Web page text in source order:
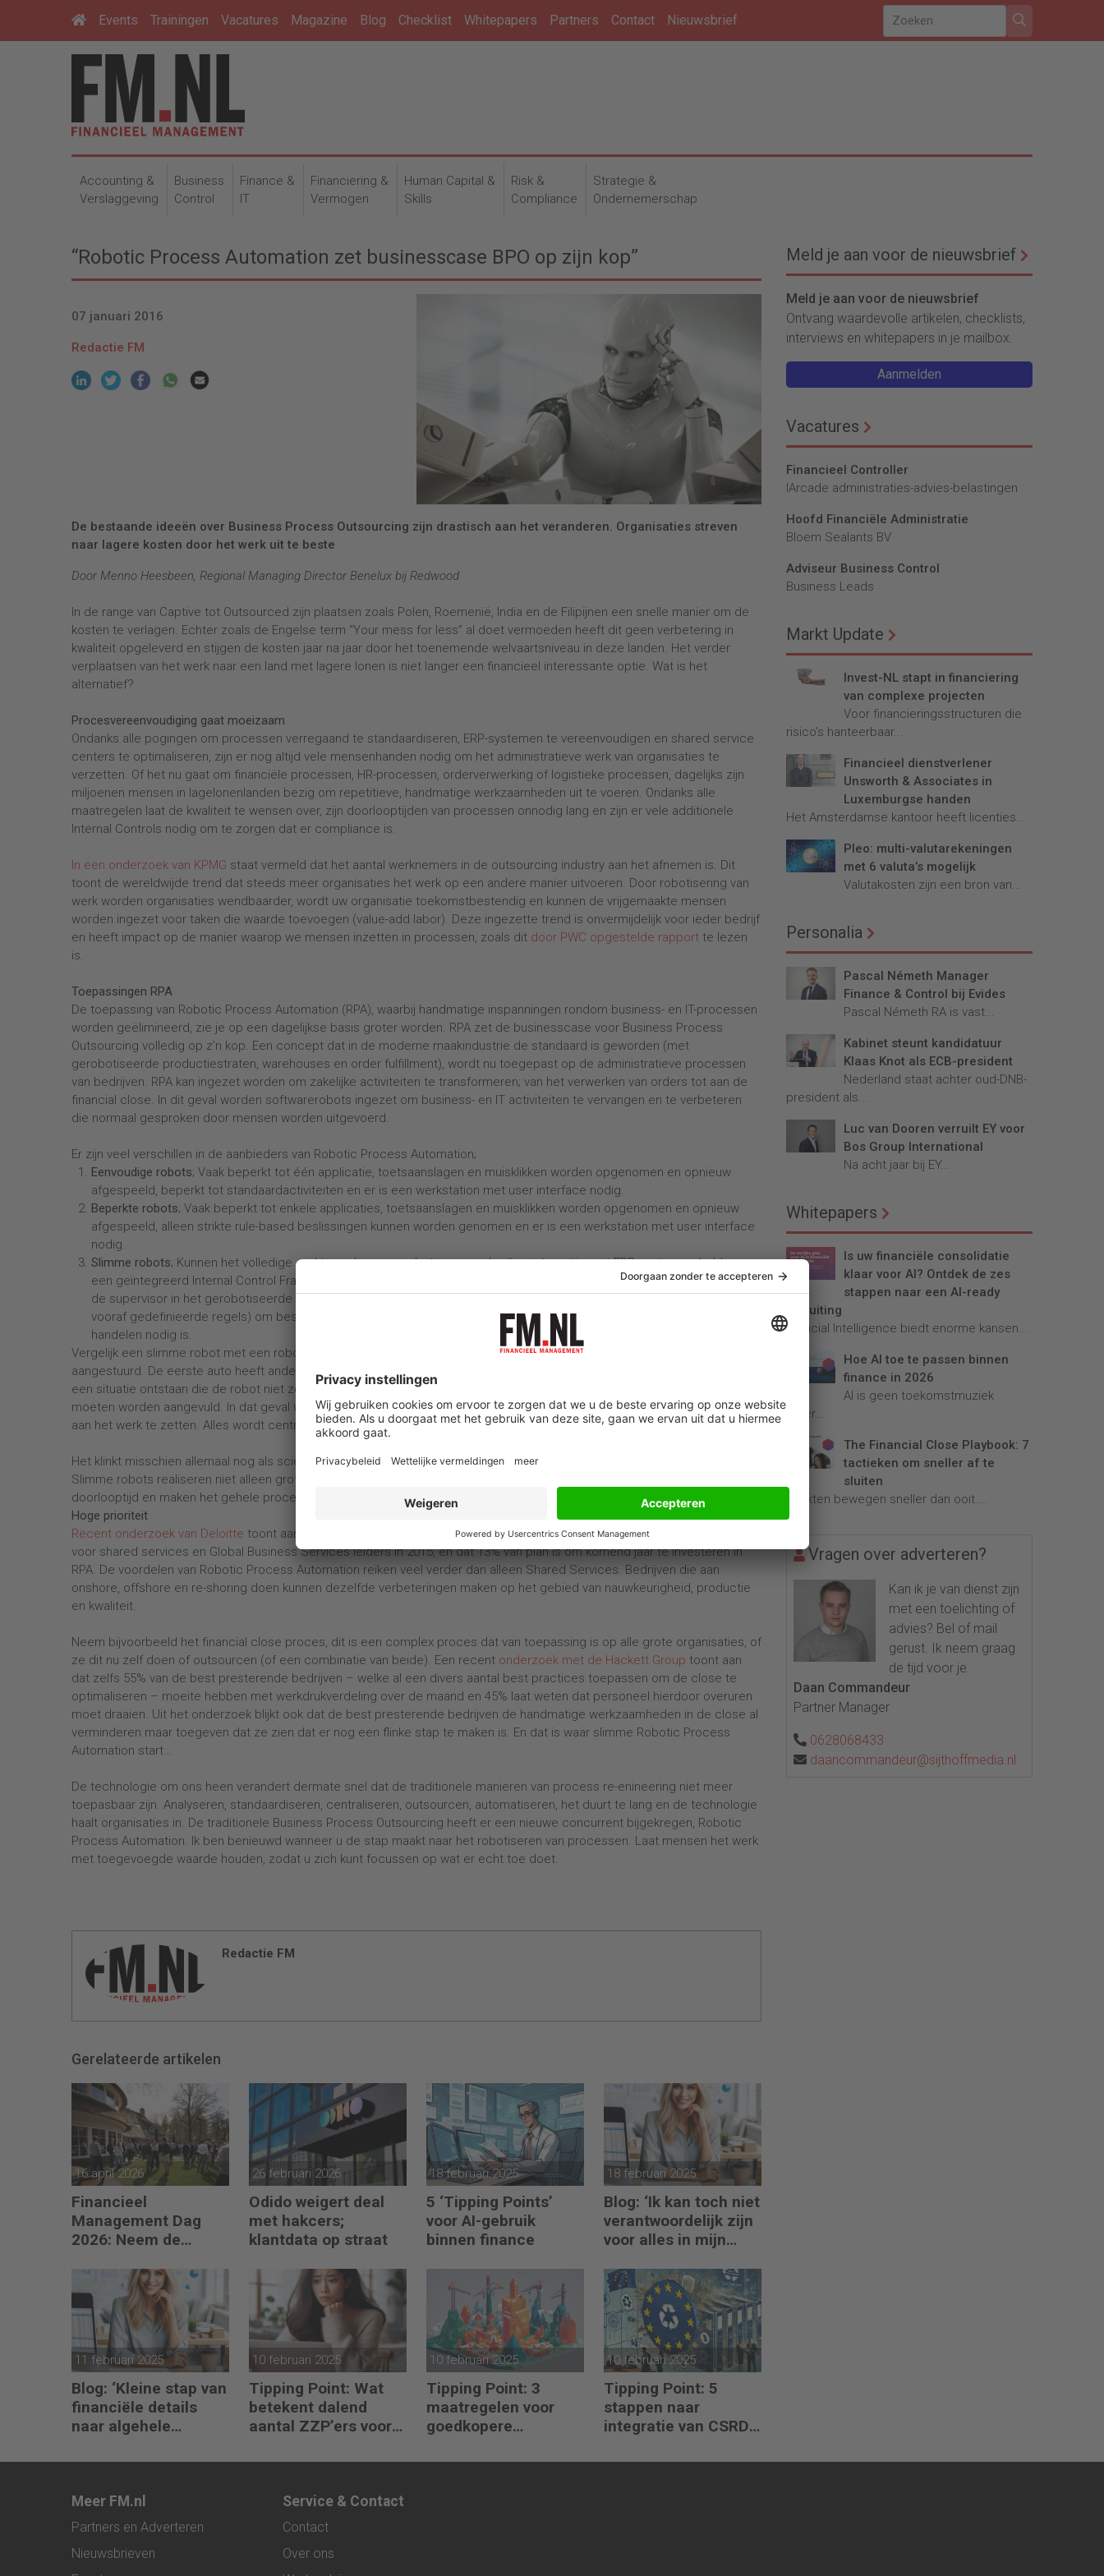
Events Trainingen Vacatures Magazine Blog Checklist Whitepapers Partners Contact Nieuwsbrief
Accounting &
Verslaggeving
Business
Control
Finance &
IT
Financiering &
Vermogen
Human Capital &
Skills
Risk &
Compliance
Strategie &
Ondernemerschap
“Robotic Process Automation zet businesscase BPO op zijn kop”
07 januari 2016
Redactie FM
De bestaande ideeën over Business Process Outsourcing zijn drastisch aan het veranderen. Organisaties streven
naar lagere kosten door het werk uit te beste
Door Menno Heesbeen, Regional Managing Director Benelux bij Redwood
In de range van Captive tot Outsourced zijn plaatsen zoals Polen, Roemenië, India en de Filipijnen een snelle manier om de
kosten te verlagen. Echter zoals de Engelse term “Your mess for less” al doet vermoeden heeft dit geen verbetering in
kwaliteit opgeleverd en stijgen de kosten jaar na jaar door het toenemende welvaartsniveau in deze landen. Het verder
verplaatsen van het werk naar een land met lagere lonen is niet langer een financieel interessante optie. Wat is het
alternatief?
Procesvereenvoudiging gaat moeizaam
Ondanks alle pogingen om processen verregaand te standaardiseren, ERP-systemen te vereenvoudigen en shared service
centers te optimaliseren, zijn er nog altijd vele mensenhanden nodig om het administratieve werk van organisaties te
verzetten. Of het nu gaat om financiële processen, HR-processen, orderverwerking of logistieke processen, dagelijks zijn
miljoenen mensen in lagelonenlanden bezig om repetitieve, handmatige werkzaamheden uit te voeren. Ondanks alle
maatregelen laat de kwaliteit te wensen over, zijn doorlooptijden van processen onnodig lang en zijn er vele additionele
Internal Controls nodig om te zorgen dat er compliance is.
In een onderzoek van KPMG staat vermeld dat het aantal werknemers in de outsourcing industry aan het afnemen is. Dit
toont de wereldwijde trend dat steeds meer organisaties het werk op een andere manier uitvoeren. Door robotisering van
werk worden organisaties wendbaarder, wordt uw organisatie toekomstbestendig en kunnen de vrijgemaakte mensen
worden ingezet voor taken die waarde toevoegen (value-add labor). Deze ingezette trend is onvermijdelijk voor ieder bedrijf
en heeft impact op de manier waarop we mensen inzetten in processen, zoals dit door PWC opgestelde rapport te lezen
is.
Toepassingen RPA
De toepassing van Robotic Process Automation (RPA), waarbij handmatige inspanningen rondom business- en IT-processen
worden geëlimineerd, zie je op een dagelijkse basis groter worden. RPA zet de businesscase voor Business Process
Outsourcing volledig op z’n kop. Een concept dat in de moderne maakindustrie de standaard is geworden (met
gerobotiseerde productiestraten, warehouses en order fulfillment), wordt nu toegepast op de administratieve processen
van bedrijven. RPA kan ingezet worden om zakelijke activiteiten te transformeren; van het verwerken van orders tot aan de
financial close. In dit geval worden softwarerobots ingezet om business- en IT activiteiten te vervangen en te verbeteren
die normaal gesproken door mensen worden uitgevoerd.
Er zijn veel verschillen in de aanbieders van Robotic Process Automation;
Eenvoudige robots; Vaak beperkt tot één applicatie, toetsaanslagen en muisklikken worden opgenomen en opnieuw
afgespeeld, beperkt tot standaardactiviteiten en er is een werkstation met user interface nodig.
Beperkte robots; Vaak beperkt tot enkele applicaties, toetsaanslagen en muisklikken worden opgenomen en opnieuw
afgespeeld, alleen strikte rule-based beslissingen kunnen worden genomen en er is een werkstation met user interface
nodig.
Slimme robots; Kunnen het volledige end-to-end proces robotiseren, gebruiken integratie met ERP-systemen, hebben
een geïntegreerd Internal Control Framework (ICF), hebben automatische exception handling en integreren het werk van
de supervisor in het gerobotiseerde proces. Deze slimme robots gebruiken ingebouwde intelligentie (op basis van
vooraf gedefinieerde regels) om beslissingen te nemen en zij zullen hun supervisor alleen waarschuwen als er menselijk
handelen nodig is.
Vergelijk een slimme robot met een robot in een autofabriek. De robot voert taken uit die door een slim systeem worden
aangestuurd. De eerste auto heeft andere opties dan de tweede auto en de robot weet precies wat hij moet doen. Er kan
een situatie ontstaan die de robot niet zelf kan oplossen. De oliedruk is te laag, de afwijking is te groot, de schroeven
moeten worden aangevuld. In dat geval wordt de supervisor geïnstrueerd om het probleem op te lossen en de robot weer
aan het werk te zetten. Alles wordt centraal geregistreerd en gecontroleerd.
Het klinkt misschien allemaal nog als science fiction maar de tijd van slimme Robotic Process Automation is aangebroken.
Slimme robots realiseren niet alleen grote besparingen op menselijke activiteiten, ze verhogen de kwaliteit, verkorten de
doorlooptijd en maken het gehele proces inzichtelijk (governance, control, visibility).
Hoge prioriteit
Recent onderzoek van Deloitte toont aan dat het verbeteren van de automatisering de op een na hoogste prioriteit heeft
voor shared services en Global Business Services leiders in 2015, en dat 13% van plan is om komend jaar te investeren in
RPA. De voordelen van Robotic Process Automation reiken veel verder dan alleen Shared Services. Bedrijven die aan
onshore, offshore en re-shoring doen kunnen dezelfde verbeteringen maken op het gebied van nauwkeurigheid, productie
en kwaliteit.
Neem bijvoorbeeld het financial close proces, dit is een complex proces dat van toepassing is op alle grote organisaties, of
ze dit nu zelf doen of outsourcen (of een combinatie van beide). Een recent onderzoek met de Hackett Group toont aan
dat zelfs 55% van de best presterende bedrijven – welke al een divers aantal best practices toepassen om de close te
optimaliseren – moeite hebben met werkdrukverdeling over de maand en 45% laat weten dat personeel hierdoor overuren
moet draaien. Uit het onderzoek blijkt ook dat de best presterende bedrijven de handmatige werkzaamheden in de close al
verminderen maar toegeven dat ze zien dat er nog een flinke stap te maken is. En dat is waar slimme Robotic Process
Automation start…
De technologie om ons heen verandert dermate snel dat de traditionele manieren van process re-enineering niet meer
toepasbaar zijn. Analyseren, standaardiseren, centraliseren, outsourcen, automatiseren, het duurt te lang en de technologie
haalt organisaties in. De traditionele Business Process Outsourcing heeft er een nieuwe concurrent bijgekregen, Robotic
Process Automation. Ik ben benieuwd wanneer u de stap maakt naar het robotiseren van processen. Laat mensen het werk
met toegevoegde waarde houden, zodat u zich kunt focussen op wat er echt toe doet.
Redactie FM
Gerelateerde artikelen
16 april 2026
Financieel
Management Dag
2026: Neem de
26 februari 2026
Odido weigert deal
met hakcers;
klantdata op straat
18 februari 2025
5 ‘Tipping Points’
voor AI-gebruik
binnen finance
18 februari 2025
Blog: ‘Ik kan toch niet
verantwoordelijk zijn
voor alles in mijn
11 februari 2025
Blog: ‘Kleine stap van
financiële details
naar algehele
10 februari 2025
Tipping Point: Wat
betekent dalend
aantal ZZP’ers voor
10 februari 2025
Tipping Point: 3
maatregelen voor
goedkopere
verduurzamen)
10 februari 2025
Tipping Point: 5
stappen naar
integratie van CSRD,
Taxonomie
Meld je aan voor de nieuwsbrief
Meld je aan voor de nieuwsbrief
Ontvang waardevolle artikelen, checklists,
interviews en whitepapers in je mailbox.
Aanmelden
Vacatures
Financieel Controller
lArcade administraties-advies-belastingen
Hoofd Financiële Administratie
Bloem Sealants BV
Adviseur Business Control
Business Leads
Markt Update
Invest-NL stapt in financiering
van complexe projecten
Voor financieringsstructuren die
risico’s hanteerbaar...
Financieel dienstverlener
Unsworth & Associates in
Luxemburgse handen
Het Amsterdamse kantoor heeft licenties...
Pleo: multi-valutarekeningen
met 6 valuta’s mogelijk
Valutakosten zijn een bron van...
Personalia
Pascal Németh Manager
Finance & Control bij Evides
Pascal Németh RA is vast...
Kabinet steunt kandidatuur
Klaas Knot als ECB-president
Nederland staat achter oud-DNB-
president als...
Luc van Dooren verruilt EY voor
Bos Group International
Na acht jaar bij EY...
Whitepapers
Is uw financiële consolidatie
klaar voor AI? Ontdek de zes
stappen naar een AI-ready
afsluiting
Artificial Intelligence biedt enorme kansen...
Hoe AI toe te passen binnen
finance in 2026
AI is geen toekomstmuziek
meer...
The Financial Close Playbook: 7
tactieken om sneller af te
sluiten
Markten bewegen sneller dan ooit....
Vragen over adverteren?
Kan ik je van dienst zijn
met een toelichting of
advies? Bel of mail
gerust. Ik neem graag
de tijd voor je.
Daan Commandeur
Partner Manager
0628068433
daancommandeur@sijthoffmedia.nl
Meer FM.nl
Partners en Adverteren
Nieuwsbrieven
Service & Contact
Contact
Over ons